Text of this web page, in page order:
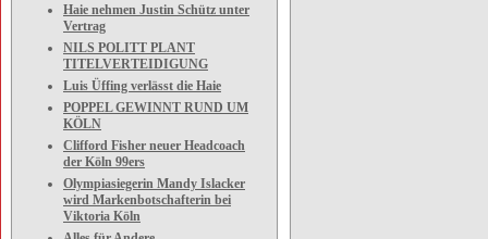
Haie nehmen Justin Schütz unter
Vertrag
NILS POLITT PLANT
TITELVERTEIDIGUNG
Luis Üffing verlässt die Haie
POPPEL GEWINNT RUND UM
KÖLN
Clifford Fisher neuer Headcoach
der Köln 99ers
Olympiasiegerin Mandy Islacker
wird Markenbotschafterin bei
Viktoria Köln